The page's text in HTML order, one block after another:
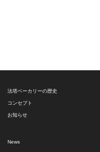
法塔ベーカリーの歴史
コンセプト
お知らせ
News